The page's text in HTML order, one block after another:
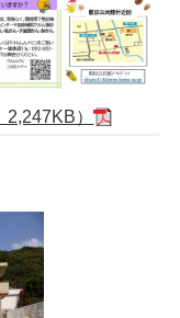
2,247KB）